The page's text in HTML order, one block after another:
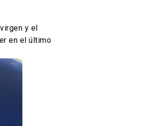
y el
en el último